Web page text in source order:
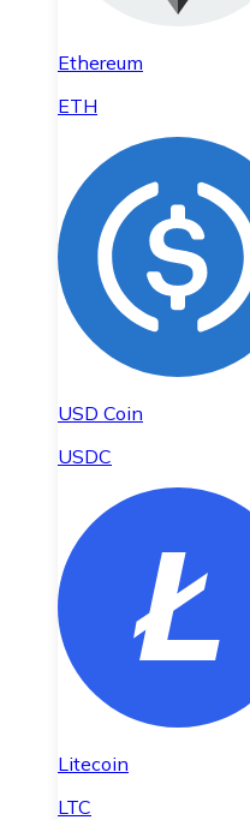
Ethereum
ETH
USD Coin
USDC
Litecoin
LTC